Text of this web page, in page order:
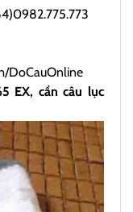
DoCauOnline
EX, cần câu lục